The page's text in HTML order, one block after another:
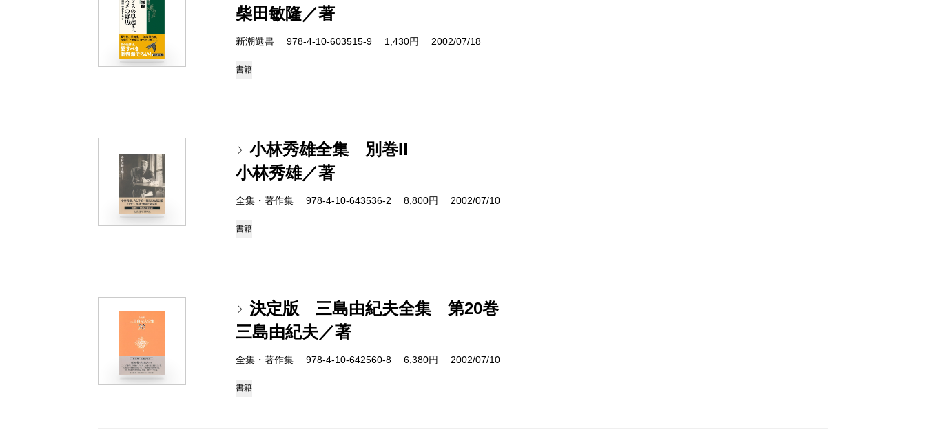
柴田敏隆／著
新潮選書 978-4-10-603515-9 1,430円 2002/07/18
書籍
小林秀雄全集 別巻II
小林秀雄／著
全集・著作集 978-4-10-643536-2 8,800円 2002/07/10
書籍
決定版 三島由紀夫全集 第20巻
三島由紀夫／著
全集・著作集 978-4-10-642560-8 6,380円 2002/07/10
書籍